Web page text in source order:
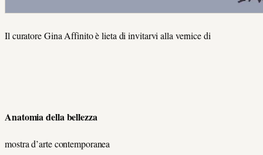
Il curatore Gina Affinito è lieta di invitarvi alla vernice di
Anatomia della bellezza
mostra d’arte contemporanea